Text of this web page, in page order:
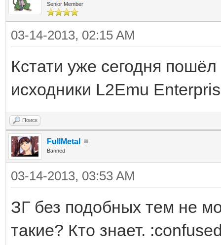
Senior Member
03-14-2013, 02:15 AM
Кстати уже сегодня
исходники L2Emu
Поиск
FullMetal
Banned
03-14-2013, 03:53 AM
ЗГ без подобных тем не
такие? Кто знает.